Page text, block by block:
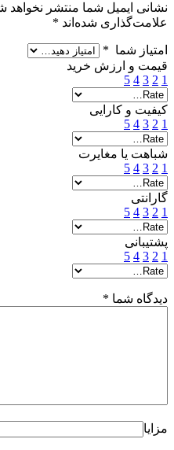
نشانی ایمیل شما منتشر نخواهد
علامت‌گذاری شده‌اند *
امتیاز شما *
قیمت و ارزش خرید
1
2
3
4
5
کیفیت و کارایی
1
2
3
4
5
شباهت یا مغایرت
1
2
3
4
5
گارانتی
1
2
3
4
5
پشتیبانی
1
2
3
4
5
دیدگاه شما *
مزایا